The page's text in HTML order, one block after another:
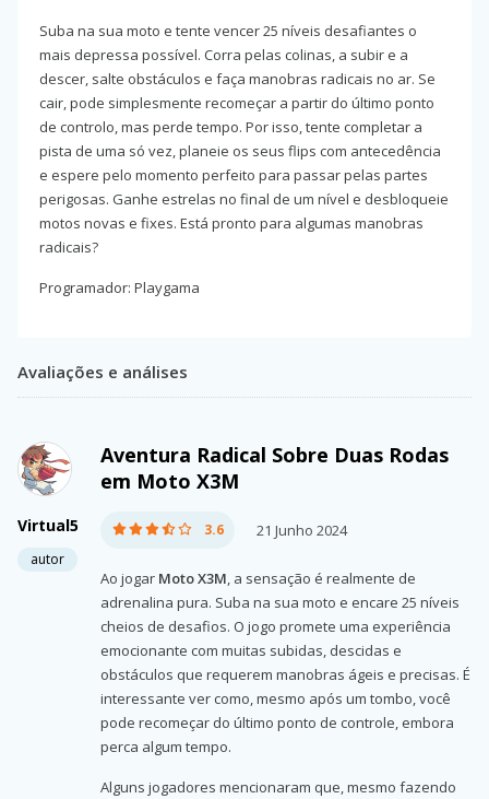
Suba na sua moto e tente vencer 25 níveis desafiantes o
mais depressa possível. Corra pelas colinas, a subir e a
descer, salte obstáculos e faça manobras radicais no ar. Se
cair, pode simplesmente recomeçar a partir do último ponto
de controlo, mas perde tempo. Por isso, tente completar a
pista de uma só vez, planeie os seus flips com antecedência
e espere pelo momento perfeito para passar pelas partes
perigosas. Ganhe estrelas no final de um nível e desbloqueie
motos novas e fixes. Está pronto para algumas manobras
radicais?
Programador: Playgama
Avaliações e análises
Virtual5
autor
Aventura Radical Sobre Duas Rodas
em Moto X3M
3.6 21 Junho 2024
Ao jogar Moto X3M, a sensação é realmente de
adrenalina pura. Suba na sua moto e encare 25 níveis
cheios de desafios. O jogo promete uma experiência
emocionante com muitas subidas, descidas e
obstáculos que requerem manobras ágeis e precisas. É
interessante ver como, mesmo após um tombo, você
pode recomeçar do último ponto de controle, embora
perca algum tempo.
Alguns jogadores mencionaram que, mesmo fazendo